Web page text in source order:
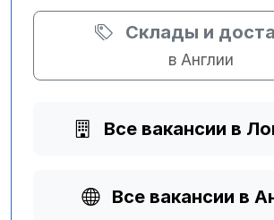
Склады и
в Англии
Все вакансии в
Все вакансии в